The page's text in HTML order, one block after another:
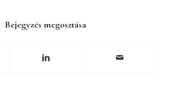
Bejegyzés megosztása